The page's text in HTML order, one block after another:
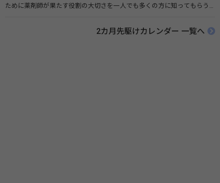
ために薬剤師が果たす役割の大切さを一人でも多くの方に知ってもらう
伝えたい！薬との付き合い方」（保健指導リソースガイド）
2カ月先駆けカレンダー 一覧へ